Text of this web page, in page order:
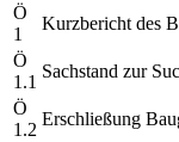
Ö
1
Kurzbericht des
Ö
1.1
Sachstand zur
Ö
1.2
Erschließung